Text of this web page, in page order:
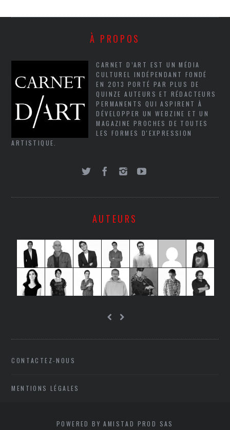
À PROPOS
CARNET D’ART EST UN MÉDIA
CULTUREL INDÉPENDANT FONDÉ
EN 2013 PORTÉ PAR PLUS DE
QUINZE AUTEURS ET RÉDACTEURS
PERMANENTS QUI ASPIRENT À
DÉVELOPPER UN WEBZINE ET UN
MAGAZINE PROCHES DE TOUTES
LES FORMES D'EXPRESSION
ARTISTIQUE.
AUTEURS
CONTACTEZ-NOUS
MENTIONS LÉGALES
POWERED BY AMISTAD PROD SAS